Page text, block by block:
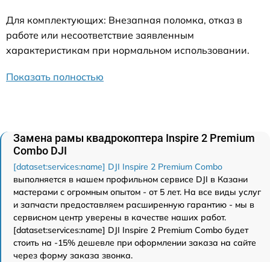
Для комплектующих: Внезапная поломка, отказ в
работе или несоответствие заявленным
характеристикам при нормальном использовании.
Показать полностью
Замена рамы квадрокоптера Inspire 2 Premium
Combo DJI
[dataset:services:name] DJI Inspire 2 Premium Combo
выполняется в нашем профильном сервисе DJI в Казани
мастерами с огромным опытом - от 5 лет. На все виды услуг
и запчасти предоставляем расширенную гарантию - мы в
сервисном центр уверены в качестве наших работ.
[dataset:services:name] DJI Inspire 2 Premium Combo будет
стоить на -15% дешевле при оформлении заказа на сайте
через форму заказа звонка.